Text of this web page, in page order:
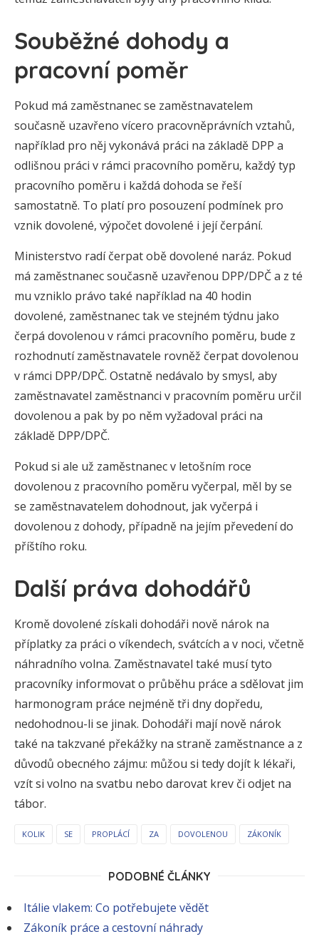
Souběžné dohody a
pracovní poměr
Pokud má zaměstnanec se zaměstnavatelem
současně uzavřeno vícero pracovněprávních vztahů,
například pro něj vykonává práci na základě DPP a
odlišnou práci v rámci pracovního poměru, každý typ
pracovního poměru i každá dohoda se řeší
samostatně. To platí pro posouzení podmínek pro
vznik dovolené, výpočet dovolené i její čerpání.
Ministerstvo radí čerpat obě dovolené naráz. Pokud
má zaměstnanec současně uzavřenou DPP/DPČ a z té
mu vzniklo právo také například na 40 hodin
dovolené, zaměstnanec tak ve stejném týdnu jako
čerpá dovolenou v rámci pracovního poměru, bude z
rozhodnutí zaměstnavatele rovněž čerpat dovolenou
v rámci DPP/DPČ. Ostatně nedávalo by smysl, aby
zaměstnavatel zaměstnanci v pracovním poměru určil
dovolenou a pak by po něm vyžadoval práci na
základě DPP/DPČ.
Pokud si ale už zaměstnanec v letošním roce
dovolenou z pracovního poměru vyčerpal, měl by se
se zaměstnavatelem dohodnout, jak vyčerpá i
dovolenou z dohody, případně na jejím převedení do
příštího roku.
Další práva dohodářů
Kromě dovolené získali dohodáři nově nárok na
příplatky za práci o víkendech, svátcích a v noci, včetně
náhradního volna. Zaměstnavatel také musí tyto
pracovníky informovat o průběhu práce a sdělovat jim
harmonogram práce nejméně tři dny dopředu,
nedohodnou-li se jinak. Dohodáři mají nově nárok
také na takzvané překážky na straně zaměstnance a z
důvodů obecného zájmu: můžou si tedy dojít k lékaři,
vzít si volno na svatbu nebo darovat krev či odjet na
tábor.
KOLIK SE PROPLÁCÍ ZA DOVOLENOU ZÁKONÍK
PODOBNÉ ČLÁNKY
Itálie vlakem: Co potřebujete vědět
Zákoník práce a cestovní náhrady